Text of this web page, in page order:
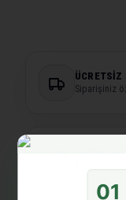
ÜCRETSIZ
Siparişiniz
01